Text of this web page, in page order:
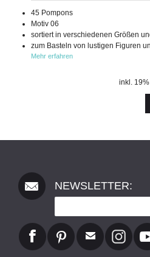
45 Pompons
Motiv 06
sortiert in verschiedenen Größen
zum Basteln von lustigen Figuren
Mehr erfahren
inkl. 19%
NEWSLETTER: